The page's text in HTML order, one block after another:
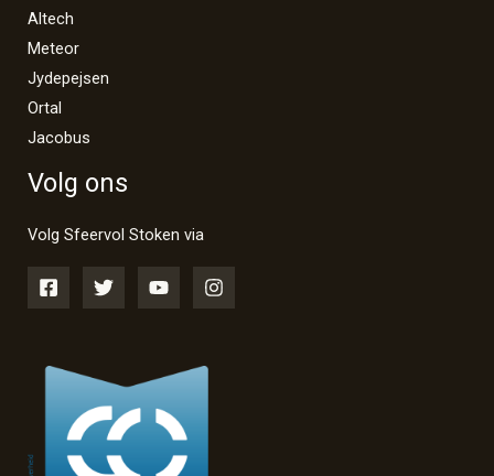
Altech
Meteor
Jydepejsen
Ortal
Jacobus
Volg ons
Volg Sfeervol Stoken via